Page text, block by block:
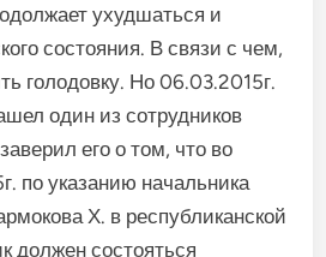
ухудшаться и
состояния. В связи с чем,
голодовку. Но 06.03.2015г.
один из сотрудников
его о том, что во
по указанию начальника
Х. в республиканской
должен состояться